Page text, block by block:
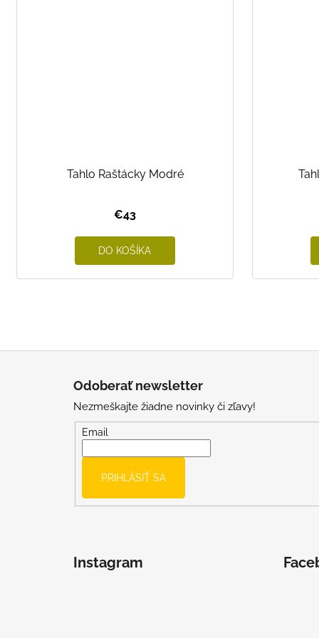
Tahlo Raštácky Modré
€43
DO KOŠÍKA
Odoberať newsletter
Nezmeškajte žiadne novinky či zľavy!
Email
PRIHLÁSIŤ SA
Instagram